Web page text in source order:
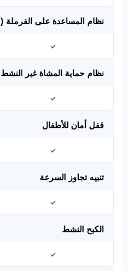
نظام المساعدة على الفرملة (EBA/BA)
✓
نظام حماية المشاة غير النشط
✓
قفل أمان للأطفال
✓
تنبيه تجاوز السرعة
✓
الكبح النشط
✓